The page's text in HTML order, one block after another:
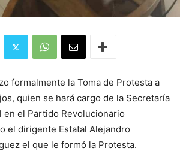
formalmente la Toma de Protesta a
quien se hará cargo de la Secretaría
en el Partido Revolucionario
el dirigente Estatal Alejandro
el que le formó la Protesta.